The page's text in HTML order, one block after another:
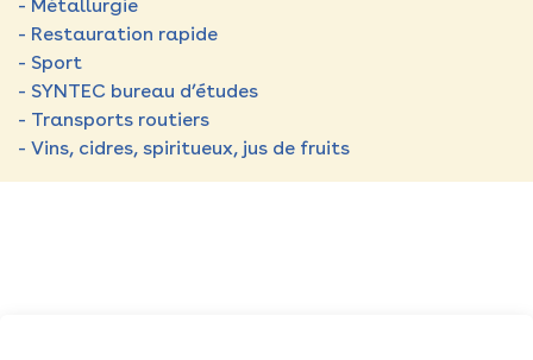
- Métallurgie
- Restauration rapide
- Sport
- SYNTEC bureau d’études
- Transports routiers
- Vins, cidres, spiritueux, jus de fruits